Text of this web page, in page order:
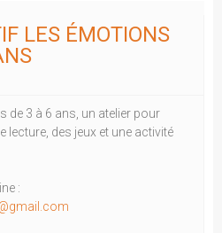
LES ÉMOTIONS
de 3 à 6 ans, un atelier pour
lecture, des jeux et une activité
: